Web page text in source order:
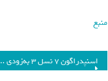
منبع
اسنپدراگون ۷ نسل ۳